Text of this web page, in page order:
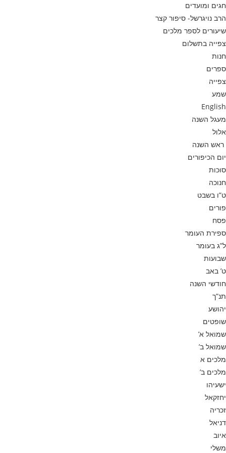
חגים ומועדים
הרב נויגרשל- סיפור קצר
שיעורים לספר מלכים
צפייה בתשלום
חנות
ספרים
צפייה
שמע
English
מעגל השנה
אלול
ראש השנה
יום הכיפורים
סוכות
חנוכה
ט”ו בשבט
פורים
פסח
ספירת העומר
ל”ג בעומר
שבועות
ט’ באב
חודשי השנה
תנ”ך
יהושע
שופטים
שמואל א’
שמואל ב’
מלכים א
מלכים ב’
ישעיהו
יחזקאל
זכריה
דניאל
איוב
משלי